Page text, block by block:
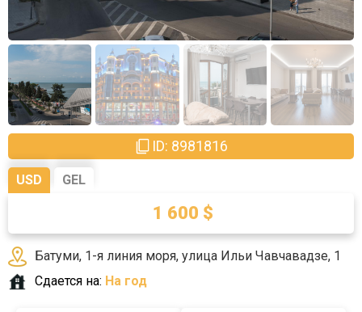
ID: 8981816
USD GEL
1 600 $
4320 ₾
Батуми, 1-я линия моря, улица Ильи Чавчавадзе, 1
Сдается на: На год